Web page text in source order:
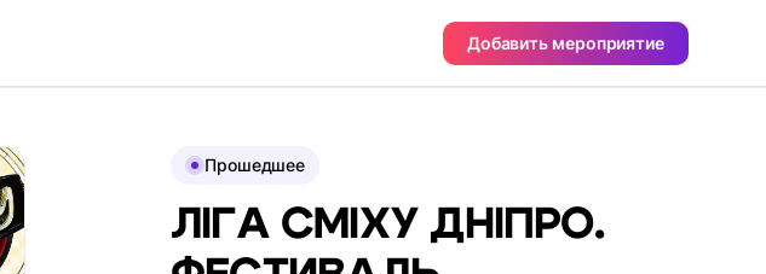
Добавить мероприятие
Прошедшее
ЛІГА СМІХУ ДНІПРО.